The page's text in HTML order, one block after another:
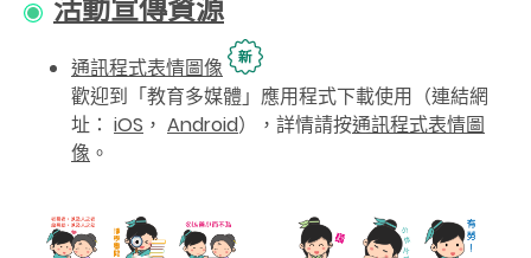
活動宣傳資源
通訊程式表情圖像
歡迎到「教育多媒體」應用程式下載使用（連結網
址： iOS ， Android），詳情請按通訊程式表情圖
像 。